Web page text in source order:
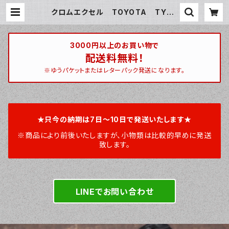
クロムエクセル TOYOTA TYPE
ーカバー オーダーメイド 本革レザ
ー トヨタ | ハンティントン 宮崎ベー
ス / huntington miyazakibase
3000円以上のお買い物で
配送料無料！
※ゆうパケットまたはレターパック発送になります。
★只今の納期は7日～10日で発送いたします★
※商品により前後いたしますが、小物類は比較的早めに発送
致します。
LINEでお問い合わせ